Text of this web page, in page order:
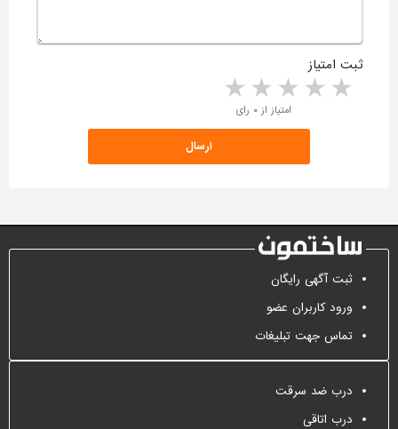
ثبت امتیاز
4 stars 3 stars 2 stars 1 star امتیاز از ۰ رای
ثبت آگهی رایگان
ورود کاربران عضو
تماس جهت تبلیغات
درب ضد سرقت
درب اتاقی